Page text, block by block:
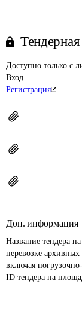
Доступно только с
Вход
Регистрация
Доп. информация
Название тендера
перевозке
включая
ID тендера на